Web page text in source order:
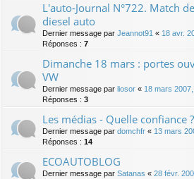
L'auto-Journal N°722. Match
diesel auto
Dernier message par Jeannot91 « 18 avr.
Réponses : 7
Dimanche 18 mars : portes
VW
Dernier message par liosor « 18 mars
Réponses : 3
Les médias - Quelle confiance ?
Dernier message par domchfr « 13 mars
Réponses : 14
ECOAUTOBLOG
Dernier message par Satanas « 28 févr.